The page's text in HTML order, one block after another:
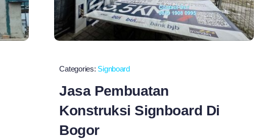
Categories: Signboard
Jasa Pembuatan
Konstruksi Signboard Di
Bogor